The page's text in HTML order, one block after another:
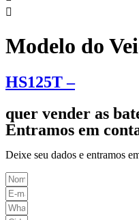
Modelo do
HS125T –
quer vender as
Entramos em
Deixe seu dados e entramos